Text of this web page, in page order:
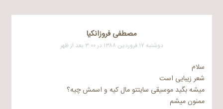
مصطفی فروزانکیا
دوشنبه ۱۷ فروردین ۱۳۸۸ در ۳:۰۰ بعد از ظهر
سلام
شعر زیبایی است
میشه بگید موسیقی سایتتو مال کیه و اسمش چیه؟
ممنون میشم